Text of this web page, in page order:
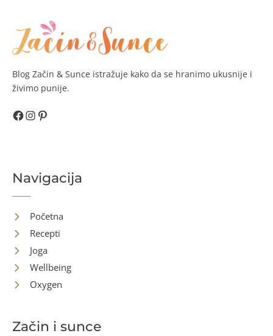
Blog Začin & Sunce istražuje kako da se hranimo ukusnije i
živimo punije.
Facebook
Instagram
Pinterest
Navigacija
Početna
Recepti
Joga
Wellbeing
Oxygen
Začin i sunce